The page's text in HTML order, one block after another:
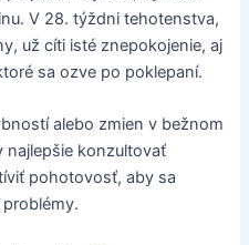
V 28. týždni tehotenstva,
už cíti isté znepokojenie, aj
sa ozve po poklepaní.
alebo zmien v bežnom
najlepšie konzultovať
pohotovosť, aby sa